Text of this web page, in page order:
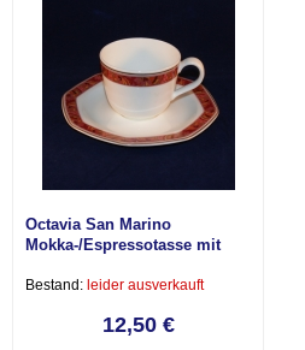
Octavia San Marino
Mokka-/Espressotasse mit
Bestand: leider ausverkauft
12,50 €